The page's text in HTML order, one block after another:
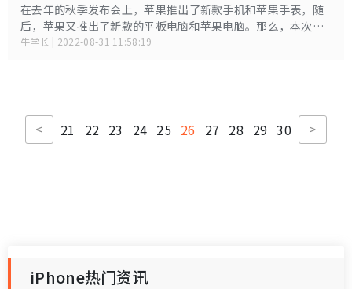
在去年的秋季发布会上，苹果推出了新款手机和苹果手表，随
后，苹果又推出了新款的平板电脑和苹果电脑。那么，本次发
布会除了全新 iPhone 14 系列之外，苹果还会带来哪些新产品
牛学长 | 2022-08-31 11:58:19
< 21 22 23 24 25 26 27 28 29 30 >
iPhone热门资讯